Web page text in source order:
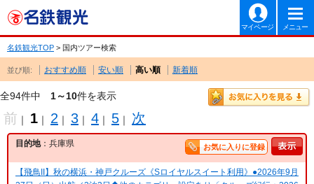
マイページ メニュー
名鉄観光TOP > 国内ツアー検索
並び順: おすすめ順 安い順 高い順 新着順
全94件中 1～10件を表示
前 ｜ 1 ｜ 2 ｜ 3 ｜ 4 ｜ 5 ｜ 次
目的地：兵庫県 お気に入りに登録
【飛鳥II】秋の横浜・神戸クルーズ《Sロイヤルスイート利用》●2026年9月